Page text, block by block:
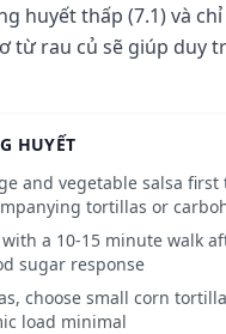
huyết thấp (7.1) và
từ rau củ sẽ giúp duy
HUYẾT
and vegetable salsa
tortillas or
a 10-15 minute walk
sugar response
choose small corn
load minimal